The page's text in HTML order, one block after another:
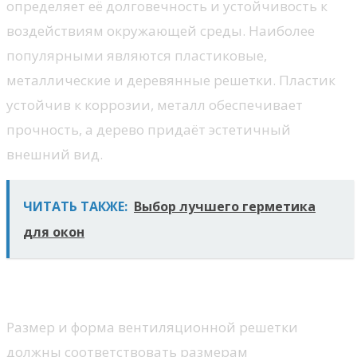
определяет её долговечность и устойчивость к
воздействиям окружающей среды. Наиболее
популярными являются пластиковые,
металлические и деревянные решетки. Пластик
устойчив к коррозии, металл обеспечивает
прочность, а дерево придаёт эстетичный
внешний вид.
ЧИТАТЬ ТАКЖЕ: Выбор лучшего герметика
для окон
Размер и форма вентиляционной решетки
должны соответствовать размерам